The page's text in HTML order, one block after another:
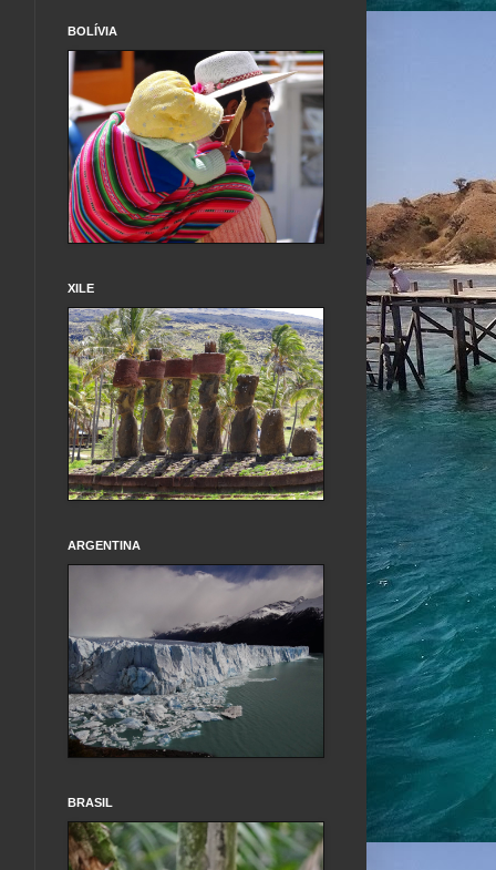
BOLÍVIA
XILE
ARGENTINA
BRASIL